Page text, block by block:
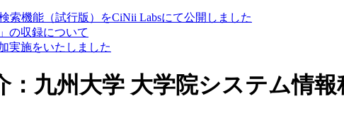
索機能（試行版）をCiNii Labsにて公開しました
の収録について
実施をいたしました
：九州大学 大学院システム情